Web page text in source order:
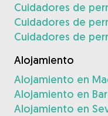
Cuidadores de
Cuidadores de
Cuidadores de
Alojamiento
Alojamiento en
Alojamiento en
Alojamiento en